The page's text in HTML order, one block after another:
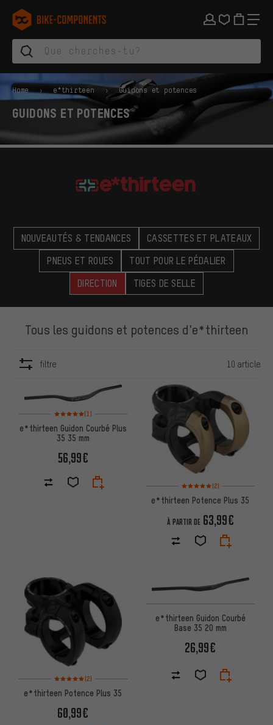
Aller à la navigation principale
Aller à la navigation des catégories
Aller au contenu
Aller aux marques et à la newsletter
Aller au pied de page
bike-components.de Page d'accueil
Home e*thirteen Guidons et potences
GUIDONS ET POTENCES
NOUVEAUTÉS & TENDANCES
CASSETTES ET PLATEAUX
PNEUS ET ROUES
TOUT POUR LE PÉDALIER
DIRECTION
TIGES DE SELLE
Tous les guidons et potences d'e*thirteen
filtre 10 article
Note moyenne : 5 sur 5 d'après 1 avis
(1)
e*thirteen Guidon Courbé Plus
35 35 mm
56,99€
Note moyenne : 5 sur 5
(2)
e*thirteen Potence Plus 35
À PARTIR DE 63,99€
Note moyenne : 5 sur 5 d'après 2 avis
(2)
e*thirteen Potence Plus 35
60,99€
e*thirteen Guidon Courbé
Base 35 20 mm
26,99€